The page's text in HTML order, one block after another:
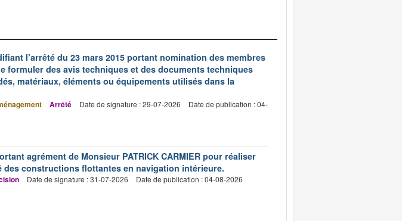
l’arrêté du 23 mars 2015 portant nomination des membres
formuler des avis techniques et des documents techniques
matériaux, éléments ou équipements utilisés dans la
Arrêté Date de signature : 29-07-2026
Date de publication : 04-
agrément de Monsieur PATRICK CARMIER pour réaliser
des constructions flottantes en navigation intérieure.
Date de signature : 31-07-2026 Date de publication : 04-08-2026